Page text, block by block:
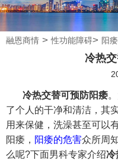
融恩商情 >性功能障碍> 阳痿
冷热
冷热交替可预防阳痿
了个人的干净和清洁，其
用来保健，洗澡甚至可以
阳痿， 阳痿的危害众所周
么呢?下面男科专家介绍冷